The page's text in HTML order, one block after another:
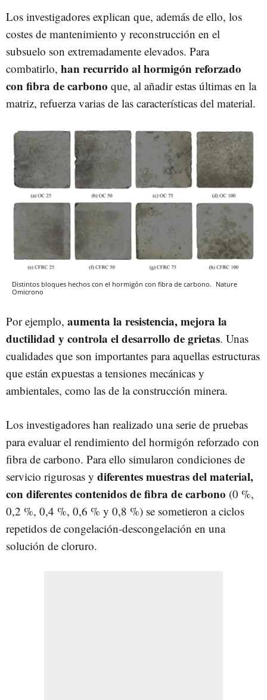
Los investigadores explican que, además de ello, los
costes de mantenimiento y reconstrucción en el
subsuelo son extremadamente elevados. Para
combatirlo, han recurrido al hormigón reforzado
con fibra de carbono que, al añadir estas últimas en la
matriz, refuerza varias de las características del material.
Distintos bloques hechos con el hormigón con fibra de carbono. Nature
Omicrono
Por ejemplo, aumenta la resistencia, mejora la
ductilidad y controla el desarrollo de grietas. Unas
cualidades que son importantes para aquellas estructuras
que están expuestas a tensiones mecánicas y
ambientales, como las de la construcción minera.
Los investigadores han realizado una serie de pruebas
para evaluar el rendimiento del hormigón reforzado con
fibra de carbono. Para ello simularon condiciones de
servicio rigurosas y diferentes muestras del material,
con diferentes contenidos de fibra de carbono (0 %,
0,2 %, 0,4 %, 0,6 % y 0,8 %) se sometieron a ciclos
repetidos de congelación-descongelación en una
solución de cloruro.